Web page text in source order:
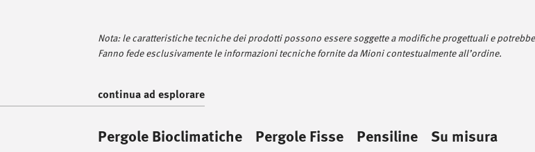
Nota: le caratteristiche tecniche dei prodotti possono essere soggette a modifiche progettuali e
Fanno fede esclusivamente le informazioni tecniche fornite da Mioni contestualmente all’ordine.
continua ad esplorare
Pergole Bioclimatiche Pergole Fisse Pensiline Su misura